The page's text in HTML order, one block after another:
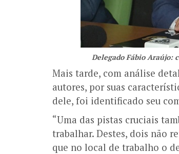
Delegado Fábio Araújo:
Mais tarde, com análise
autores, por suas
dele, foi identificado seu
“Uma das pistas cruciais
trabalhar. Destes, dois não
que no local de trabalho o